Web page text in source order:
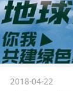
2018-04-22